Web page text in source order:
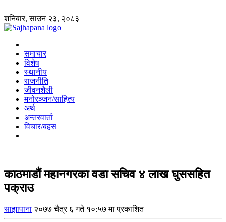
शनिबार, साउन २३, २०८३
समाचार
विशेष
स्थानीय
राजनीति
जीवनशैली
मनोरञ्जन/साहित्य
अर्थ
अन्तरवार्ता
विचार/बहस
काठमाडौं महानगरका वडा सचिव ४ लाख घुससहित
पक्राउ
साझापाना २०७७ चैत्र ६ गते १०:५७ मा प्रकाशित